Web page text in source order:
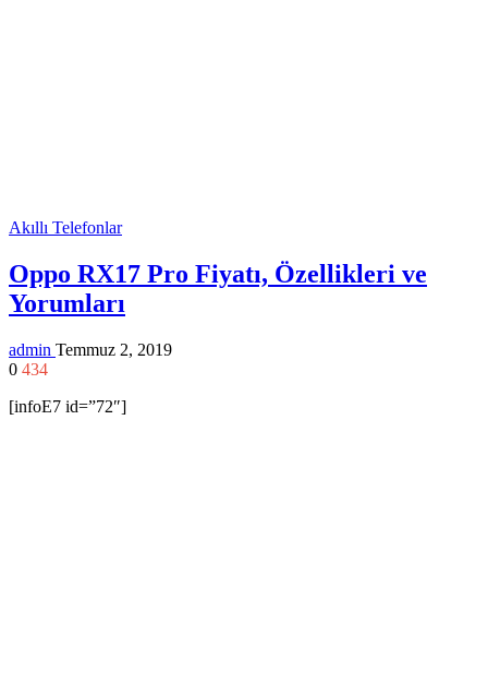
Akıllı Telefonlar
Oppo RX17 Pro Fiyatı, Özellikleri ve
Yorumları
admin Temmuz 2, 2019
0 434
[infoE7 id=”72″]